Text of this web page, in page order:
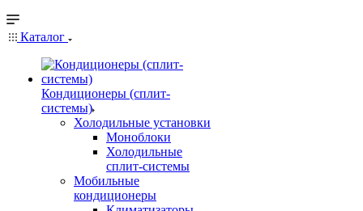
Каталог
Кондиционеры (сплит-
системы)
Холодильные установки
Моноблоки
Холодильные
сплит-системы
Мобильные
кондиционеры